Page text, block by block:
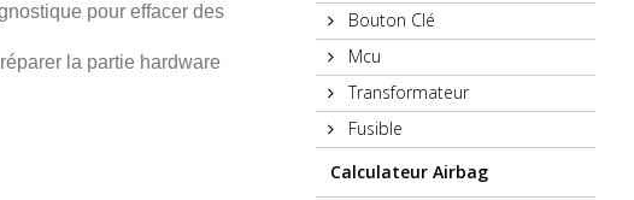
pour effacer des
la partie hardware
Bouton Clé
Mcu
Transformateur
Fusible
Calculateur Airbag